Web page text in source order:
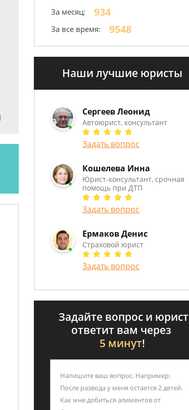
За месяц: 934
За все время: 9548
Наши лучшие юристы
Сергеев Леонид
Автоюрист, консультант
Задать вопрос
Кошелева Инна
Юрист-консультант, срочная
помощь при ДТП
Задать вопрос
Ермаков Денис
Страховой юрист
Задать вопрос
Задайте вопрос и юрист
ответит вам через
5 минут!